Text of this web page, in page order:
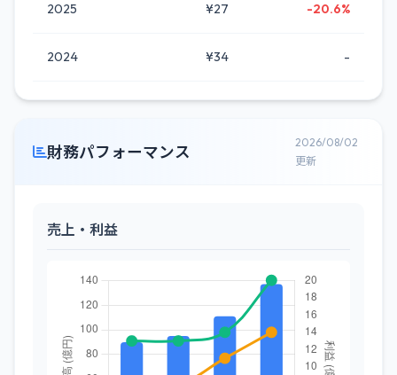
2025 ¥27 -20.6%
2024 ¥34 -
財務パフォーマンス
2026/08/02
更新
売上・利益